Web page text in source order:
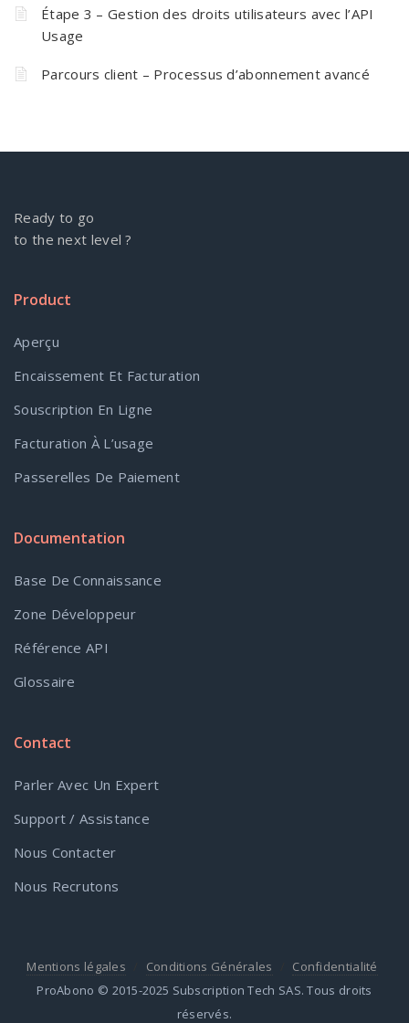
Étape 3 – Gestion des droits utilisateurs avec l’API
Usage
Parcours client – Processus d’abonnement avancé
Ready to go
to the next level ?
Product
Aperçu
Encaissement Et Facturation
Souscription En Ligne
Facturation À L’usage
Passerelles De Paiement
Documentation
Base De Connaissance
Zone Développeur
Référence API
Glossaire
Contact
Parler Avec Un Expert
Support / Assistance
Nous Contacter
Nous Recrutons
Mentions légales Conditions Générales
Confidentialité
ProAbono © 2015-2025 Subscription Tech SAS. Tous droits
réservés.